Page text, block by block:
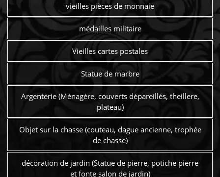
vieilles pièces de monnaie
médailles militaire
Vieilles cartes postales
Statue de marbre
Argenterie (Ménagère, couverts dépareillés, theillere,
plateau)
Objet sur la chasse (couteau, dague ancienne, trophée
de chasse)
décoration de jardin (Statue de pierre, potiche pierre
et fonte salon de jardin)